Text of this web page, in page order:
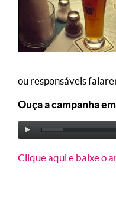
ou responsáveis
Ouça a campanha
Clique aqui e baixe o